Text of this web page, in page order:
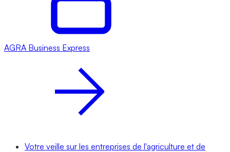
AGRA Business Express
Votre veille sur les entreprises de l'agriculture et de